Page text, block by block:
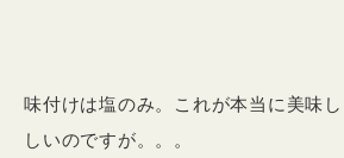
味付けは塩のみ。これが本当に美味
しいのですが。。。